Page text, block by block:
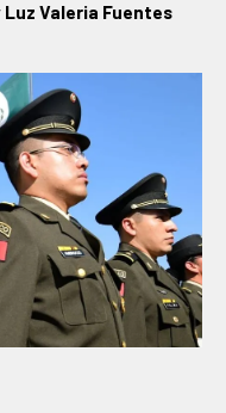
Luz Valeria Fuentes